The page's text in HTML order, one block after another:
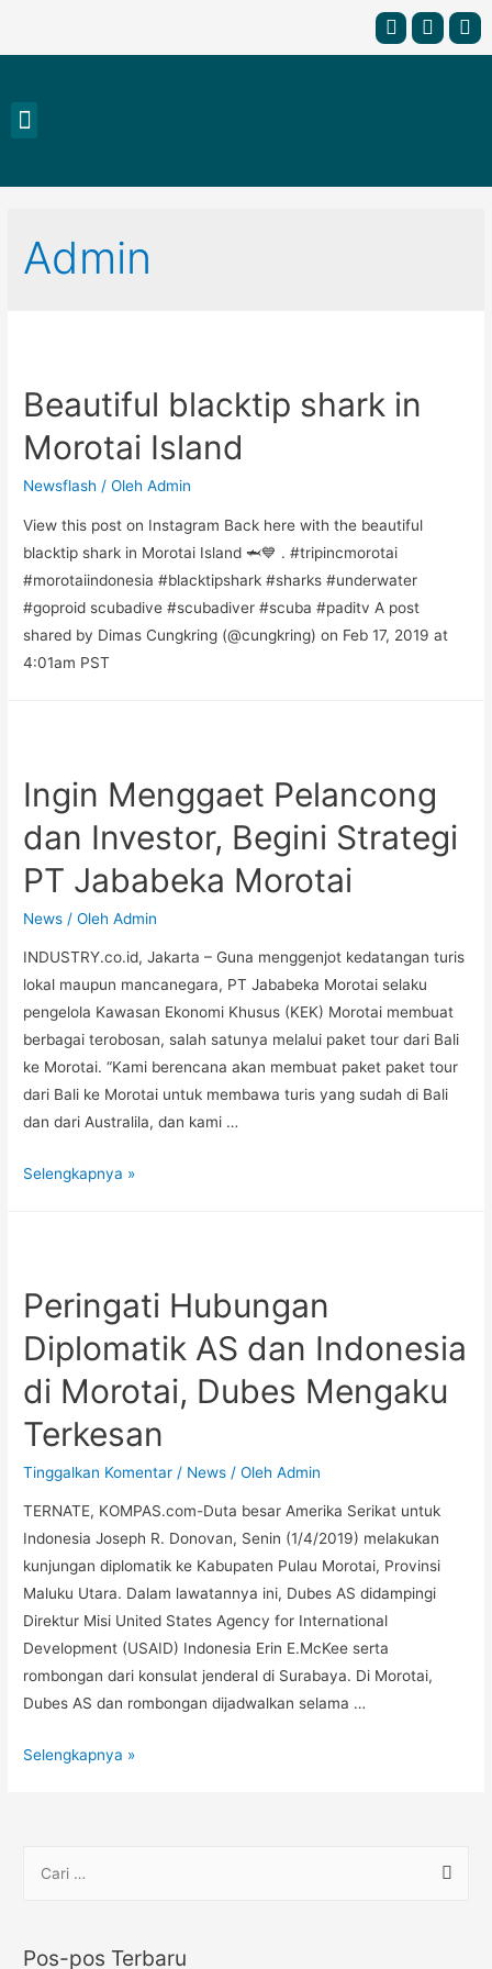
Admin
Beautiful blacktip shark in
Morotai Island
Newsflash / OlehAdmin
View this post on Instagram Back here with the beautiful
blacktip shark in Morotai Island 🦈💙 . #tripincmorotai
#morotaiindonesia #blacktipshark #sharks #underwater
#goproid scubadive #scubadiver #scuba #paditv A post
shared by Dimas Cungkring (@cungkring) on Feb 17, 2019 at
4:01am PST
Ingin Menggaet Pelancong
dan Investor, Begini Strategi
PT Jababeka Morotai
News / OlehAdmin
INDUSTRY.co.id, Jakarta – Guna menggenjot kedatangan turis
lokal maupun mancanegara, PT Jababeka Morotai selaku
pengelola Kawasan Ekonomi Khusus (KEK) Morotai membuat
berbagai terobosan, salah satunya melalui paket tour dari Bali
ke Morotai. “Kami berencana akan membuat paket paket tour
dari Bali ke Morotai untuk membawa turis yang sudah di Bali
dan dari Australila, dan kami …
Selengkapnya »
Peringati Hubungan
Diplomatik AS dan Indonesia
di Morotai, Dubes Mengaku
Terkesan
Tinggalkan Komentar / News / OlehAdmin
TERNATE, KOMPAS.com-Duta besar Amerika Serikat untuk
Indonesia Joseph R. Donovan, Senin (1/4/2019) melakukan
kunjungan diplomatik ke Kabupaten Pulau Morotai, Provinsi
Maluku Utara. Dalam lawatannya ini, Dubes AS didampingi
Direktur Misi United States Agency for International
Development (USAID) Indonesia Erin E.McKee serta
rombongan dari konsulat jenderal di Surabaya. Di Morotai,
Dubes AS dan rombongan dijadwalkan selama …
Selengkapnya »
Pos-pos Terbaru